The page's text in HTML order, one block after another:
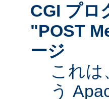
CGI プロ
"POST
ージ
これ
う